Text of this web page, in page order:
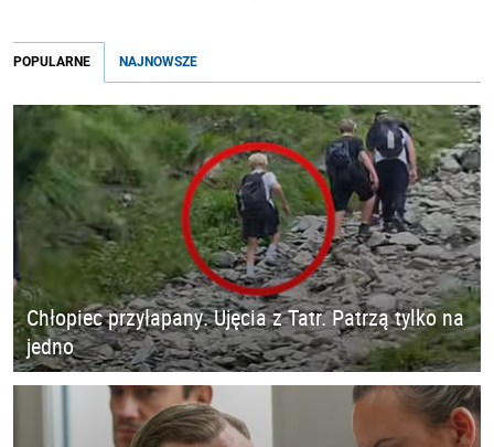
POPULARNE NAJNOWSZE
Chłopiec przyłapany. Ujęcia z Tatr. Patrzą tylko na
jedno